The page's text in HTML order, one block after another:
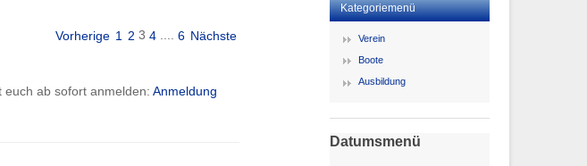
Vorherige 1 2 3 4 .... 6 Nächste
euch ab sofort anmelden: Anmeldung
Kategoriemenü
Verein
Boote
Ausbildung
Datumsmenü